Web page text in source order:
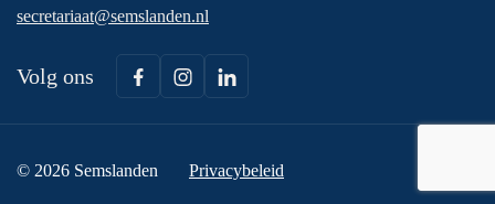
secretariaat@semslanden.nl
Volg ons
© 2026 Semslanden Privacybeleid